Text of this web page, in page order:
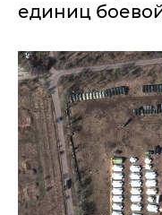
единиц